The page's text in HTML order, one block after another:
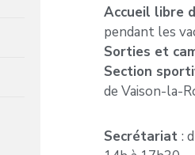
Accueil libre
pendant les
Sorties et
Section
de Vaison-la-
Secrétariat :